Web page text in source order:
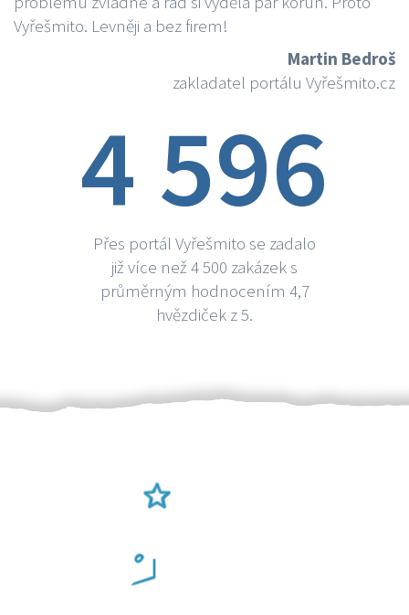
Vyřešmito. Levněji a bez firem!
Martin Bedroš
zakladatel portálu Vyřešmito.cz
4 596
Přes portál Vyřešmito se zadalo
již více než 4 500 zakázek s
průměrným hodnocením 4,7
hvězdiček z 5.